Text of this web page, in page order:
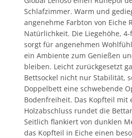
Schlafzimmer. Warm und
angenehme Farbton von Eiche
Natürlichkeit. Die Liegehöhe,
sorgt für angenehmen
ein Ambiente zum Genießen
bleiben. Leicht zurückgesetzt
Bettsockel nicht nur Stabilität,
Doppelbett eine schwebende
Bodenfreiheit. Das Kopfteil mit
Holzabschluss rundet die
Seitlich flankiert von dunklen
das Kopfteil in Eiche einen